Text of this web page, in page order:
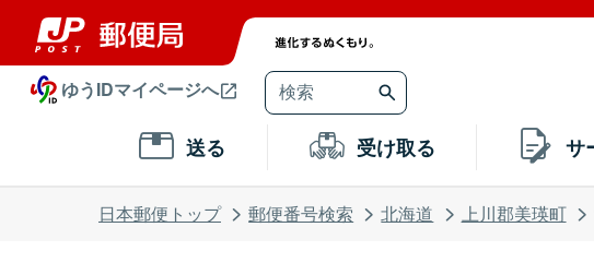
ゆうIDマイページへ
送る 受け取る サ
日本郵便トップ 郵便番号検索 北海道 上川郡美瑛町